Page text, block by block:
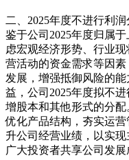
二、2025年度不进行利
鉴于公司2025年度归属
虑宏观经济形势、行业
营活动的资金需求等因
发展，增强抵御风险的
益，公司2025年度拟不
增股本和其他形式的分配
优化产品结构，夯实运
升公司经营业绩，以实
广大投资者共享公司发